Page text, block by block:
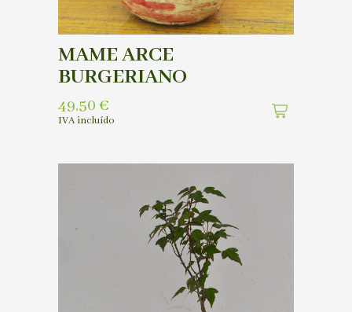
MAME ARCE
BURGERIANO
49,50 €
IVA incluído